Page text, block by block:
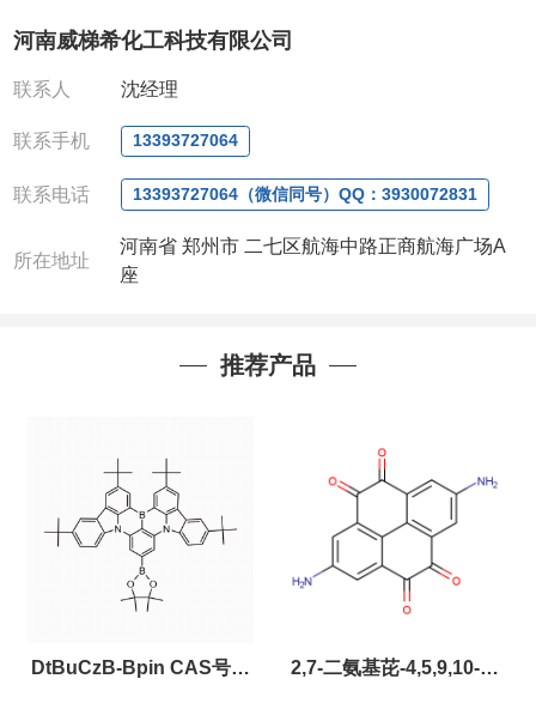
电话:0371-63377391/13393727064
:13393727064
联系人: 沈晓东(欢迎致电
河南威梯希化工科技有限公司
联系人 沈经理
联系手机 13393727064
联系电话 13393727064（微信同号）QQ：3930072831
所在地址
河南省 郑州市 二七区航海中路正商航海广场A
座
推荐产品
DtBuCzB-Bpin CAS号： 2,7-二氨基芘-4,5,9,10-四